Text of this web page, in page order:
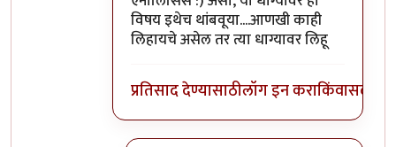
विषय इथेच थांबवूया....आणखी काही
लिहायचे असेल तर त्या धाग्यावर लिहू
प्रतिसाद देण्यासाठीलॉग इन कराकिंवासदस्य